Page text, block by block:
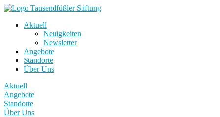
Aktuell
Neuigkeiten
Newsletter
Angebote
Standorte
Über Uns
Aktuell
Angebote
Standorte
Über Uns